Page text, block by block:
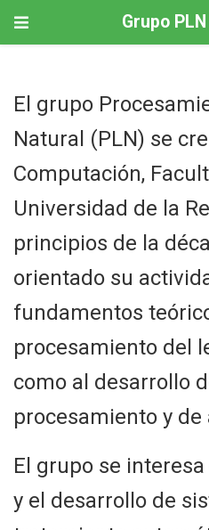
Grupo
El grupo
Natural (PLN) se
Computación,
Universidad de la
principios de la
orientado su
fundamentos
procesamiento del
como al desarrollo
procesamiento y de
El grupo se
y el desarrollo de